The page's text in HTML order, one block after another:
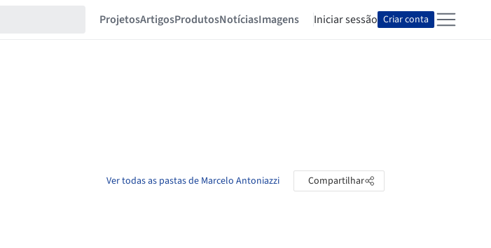
ProjetosArtigosProdutosNotíciasImagens Iniciar sessão Criar conta
Ver todas as pastas de Marcelo Antoniazzi Compartilhar